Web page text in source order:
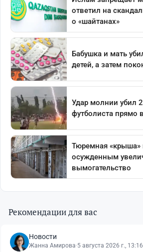
Рекомендации для вас
Новости
Жанна Амирова·5 августа 2026 г., 13:16